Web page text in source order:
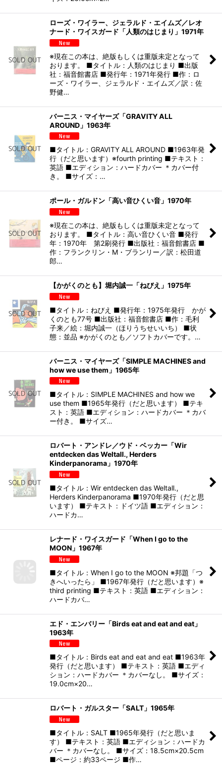
ローズ・ワイラー、ジェラルド・エイムズ／レオ
ナード・ワイスガード「人類のはじまり」1971年
※現在この本は、絶版もしくは重版未定となって
おります。 ■タイトル：人類のはじまり ■出版
社：福音館書店 ■発行年：1971年発行 ■作：ロ
ーズ・ワイラー、ジェラルド・エイムズ／訳：佐
野健…
バーニス・マイヤーズ「GRAVITY ALL
AROUND」1963年
■タイトル：GRAVITY ALL AROUND ■1963年発
行（だと思います）※fourth printing ■テキスト：
英語 ■エディション：ハードカバー ＊カバー付
き。 ■サイズ：…
ポール・ガルドン「高い音ひくい音」1970年
※現在この本は、絶版もしくは重版未定となって
おります。 ■タイトル：高い音ひくい音 ■発行
年：1970年 第2刷発行 ■出版社：福音館書店 ■
作：フランクリン・M・ブランリー／訳：松田道
郎…
【かがくのとも】堀内誠一「ねびえ」1975年
■タイトル：ねびえ ■発行年：1975年発行 かが
くのとも77号 ■出版社：福音館書店 ■作：毛利
子来／絵：堀内誠一（ほりうちせいいち） ■状
態：並品 ※かがくのとも／ソフトカバーです。…
バーニス・マイヤーズ「SIMPLE MACHINES and
how we use them」1965年
■タイトル：SIMPLE MACHINES and how we
use them ■1965年発行（だと思います） ■テキ
スト：英語 ■エディション：ハードカバー ＊カバ
ー付き。 ■サイズ…
ロバート・アンドレ／ウド・ベッカー「Wir
entdecken das Weltall., Herders
Kinderpanorama」1970年
■タイトル：Wir entdecken das Weltall.,
Herders Kinderpanorama ■1970年発行（だと思
います） ■テキスト：ドイツ語 ■エディション：
ハードカ…
レナード・ワイスガード「When I go to the
MOON」1967年
■タイトル：When I go to the MOON ※邦題「つ
きへいったら」 ■1967年発行（だと思います）※
third printing ■テキスト：英語 ■エディション：
ハードカバ…
エド・エンバリー「Birds eat and eat and eat」
1963年
■タイトル：Birds eat and eat and eat ■1963年
発行（だと思います） ■テキスト：英語 ■エディ
ション：ハードカバー ＊カバーなし。 ■サイズ：
19.0cm×20…
ロバート・ガルスター「SALT」1965年
■タイトル：SALT ■1965年発行（だと思いま
す） ■テキスト：英語 ■エディション：ハードカ
バー ＊カバーなし。 ■サイズ：18.5cm×20.5cm
■ページ：約33ページ ■作…